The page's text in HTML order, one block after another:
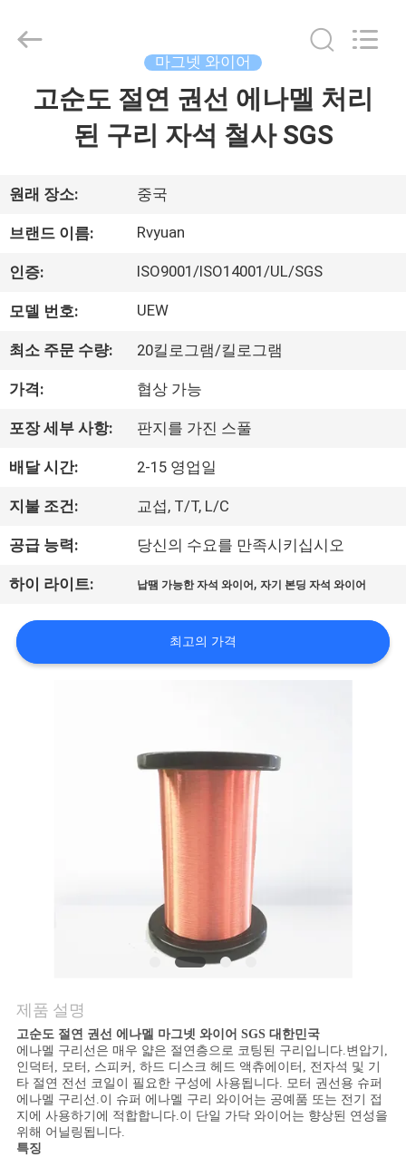
품
동
영
우
리
에
대
하
여
공
락
주
세
요
2026
Material
마그넷 와이어
고순도 절연 권선 에나멜 처리
된 구리 자석 철사 SGS
원래 장소: 중국
브랜드 이름: Rvyuan
인증: ISO9001/ISO14001/UL/SGS
모델 번호: UEW
최소 주문 수량: 20킬로그램/킬로그램
가격: 협상 가능
포장 세부 사항: 판지를 가진 스풀
배달 시간: 2-15 영업일
지불 조건: 교섭, T/T, L/C
공급 능력: 당신의 수요를 만족시키십시오
하이 라이트: 납땜 가능한 자석 와이어 ,자기 본딩 자석 와이어
최고의 가격
제품 설명
고순도 절연 권선 에나멜 마그넷 와이어 SGS 대한민국
에나멜 구리선은 매우 얇은 절연층으로 코팅된 구리입니다.변압기,
인덕터, 모터, 스피커, 하드 디스크 헤드 액츄에이터, 전자석 및 기
타 절연 전선 코일이 필요한 구성에 사용됩니다. 모터 권선용 슈퍼
에나멜 구리선.이 슈퍼 에나멜 구리 와이어는 공예품 또는 전기 접
지에 사용하기에 적합합니다.이 단일 가닥 와이어는 향상된 연성을
위해 어닐링됩니다.
특징